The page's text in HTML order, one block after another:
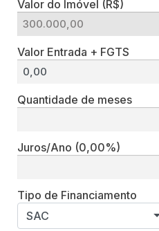
Valor do Imóvel (R$)
Valor Entrada + FGTS
Quantidade de meses
Juros/Ano (0,00%)
Tipo de Financiamento
SAC